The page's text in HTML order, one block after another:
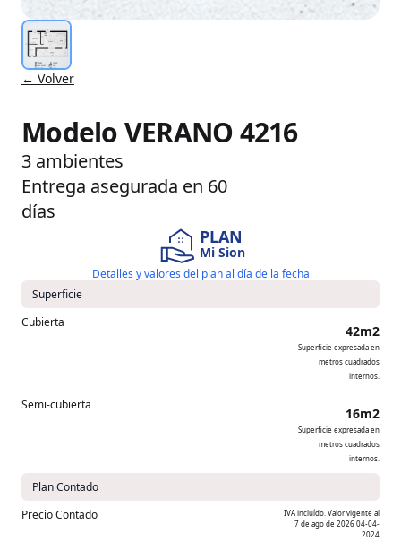
← Volver
Modelo VERANO 4216
3 ambientes
Entrega asegurada en 60
días
PLAN
Mi Sion
Detalles y valores del plan al día de la fecha
Superficie
Cubierta
42m2
Superficie expresada en
metros cuadrados
internos.
Semi-cubierta
16m2
Superficie expresada en
metros cuadrados
internos.
Plan Contado
Precio Contado
IVA incluído. Valor vigente al
7 de ago de 202604-04-
2024